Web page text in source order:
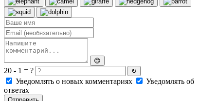
😊
20 - 1 = ? ↻
Уведомлять о новых комментариях
Уведомлять об
ответах